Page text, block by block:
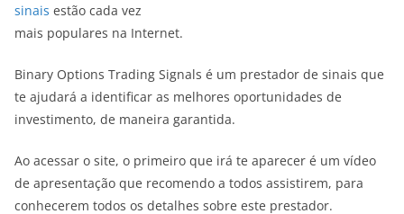
sinais estão cada vez
mais populares na Internet.
Binary Options Trading Signals é um prestador de sinais que
te ajudará a identificar as melhores oportunidades de
investimento, de maneira garantida.
Ao acessar o site, o primeiro que irá te aparecer é um vídeo
de apresentação que recomendo a todos assistirem, para
conhecerem todos os detalhes sobre este prestador.